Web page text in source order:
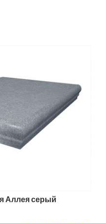
Аллея серый